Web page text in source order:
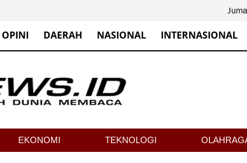
OPINI DAERAH NASIONAL INTERNASIONAL
EKONOMI TEKNOLOGI